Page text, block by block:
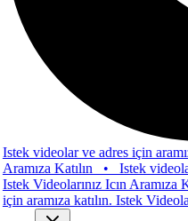
videolar ve adres için aramıza
Katılın•
Istek videolar
Videolarınız Icın Aramıza
katılın. Istek